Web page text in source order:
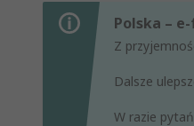
Polska –
Z
Dalsze
W razie